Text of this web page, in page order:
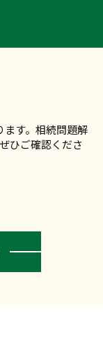
ます。相続問題解
ひご確認くださ